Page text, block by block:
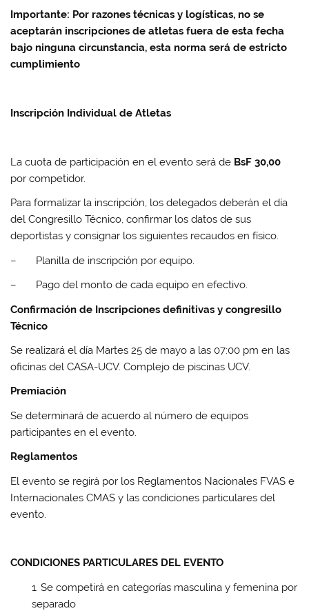
Importante: Por razones técnicas y logísticas, no se
aceptarán inscripciones de atletas fuera de esta fecha
bajo ninguna circunstancia, esta norma será de estricto
cumplimiento
Inscripción Individual de Atletas
La cuota de participación en el evento será de BsF 30,00
por competidor.
Para formalizar la inscripción, los delegados deberán el día
del Congresillo Técnico, confirmar los datos de sus
deportistas y consignar los siguientes recaudos en físico.
– Planilla de inscripción por equipo.
– Pago del monto de cada equipo en efectivo.
Confirmación de Inscripciones definitivas y congresillo
Técnico
Se realizará el día Martes 25 de mayo a las 07:00 pm en las
oficinas del CASA-UCV. Complejo de piscinas UCV.
Premiación
Se determinará de acuerdo al número de equipos
participantes en el evento.
Reglamentos
El evento se regirá por los Reglamentos Nacionales FVAS e
Internacionales CMAS y las condiciones particulares del
evento.
CONDICIONES PARTICULARES DEL EVENTO
Se competirá en categorías masculina y femenina por
separado